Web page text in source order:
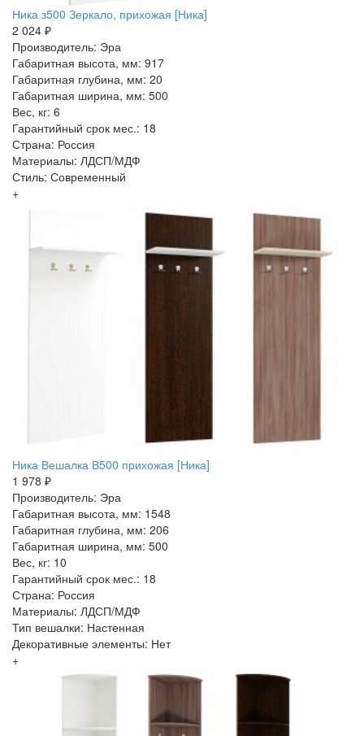
Ника з500 Зеркало, прихожая [Ника]
2 024 ₽
Производитель: Эра
Габаритная высота, мм: 917
Габаритная глубина, мм: 20
Габаритная ширина, мм: 500
Вес, кг: 6
Гарантийный срок мес.: 18
Страна: Россия
Материалы: ЛДСП/МДФ
Стиль: Современный
+
Ника Вешалка В500 прихожая [Ника]
1 978 ₽
Производитель: Эра
Габаритная высота, мм: 1548
Габаритная глубина, мм: 206
Габаритная ширина, мм: 500
Вес, кг: 10
Гарантийный срок мес.: 18
Страна: Россия
Материалы: ЛДСП/МДФ
Тип вешалки: Настенная
Декоративные элементы: Нет
+